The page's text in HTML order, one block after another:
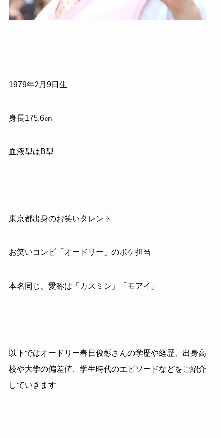
1979年2 月 9日生
身長175.6㎝
血液型はB型
東京都出身のお笑いタレント
お笑いコンビ「オードリー」のボケ担当
本名同じ、愛称は「カスミン」「モアイ」
以下ではオードリー春日俊彰さんの学歴や経歴、出身高
校や大学の偏差値、学生時代のエピソードなどをご紹介
していきます